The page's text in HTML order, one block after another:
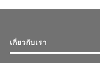
เกี่ยวกับเรา